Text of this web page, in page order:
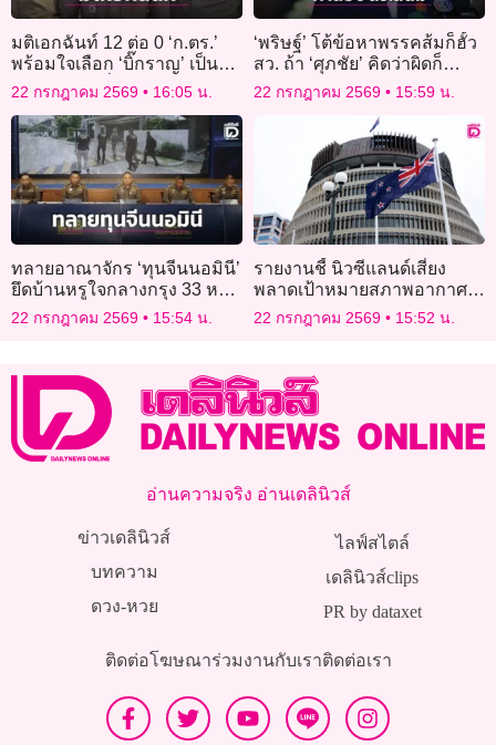
มติเอกฉันท์ 12 ต่อ 0 ‘ก.ตร.’
พร้อมใจเลือก ‘บิ๊กราญ’ เป็น
‘ผบ.ตร.’ คนที่ 16
22 กรกฎาคม 2569 16:05 น.
‘พริษฐ์’ โต้ข้อหาพรรคส้มก็ฮั้ว
สว. ถ้า ‘ศุภชัย’ คิดว่าผิดก็
จัดการได้เลย
22 กรกฎาคม 2569 15:59 น.
ทลายอาณาจักร ‘ทุนจีนนอมินี’
ยึดบ้านหรูใจกลางกรุง 33 หลัง
มูลค่ากว่า 1.2 พันล้าน!
22 กรกฎาคม 2569 15:54 น.
รายงานชี้ นิวซีแลนด์เสี่ยง
พลาดเป้าหมายสภาพอากาศ
เหตุความคืบหน้าหยุดชะงัก
22 กรกฎาคม 2569 15:52 น.
อ่านความจริง อ่านเดลินิวส์
ข่าวเดลินิวส์
บทความ
ดวง-หวย
ไลฟ์สไตล์
เดลินิวส์clips
PR by dataxet
ติดต่อโฆษณาร่วมงานกับเราติดต่อเรา